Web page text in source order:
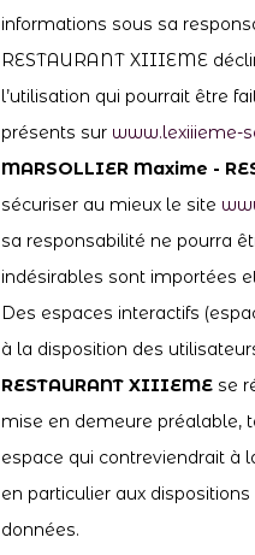
informations sous sa
RESTAURANT XIIIEME
l’utilisation qui pourrait être
présents sur www.lexiiieme-
MARSOLLIER Maxime -
sécuriser au mieux le site
sa responsabilité ne pourra
indésirables sont importées
Des espaces interactifs
à la disposition des
RESTAURANT XIIIEMEse
mise en demeure préalable,
espace qui contreviendrait à
en particulier aux
données.